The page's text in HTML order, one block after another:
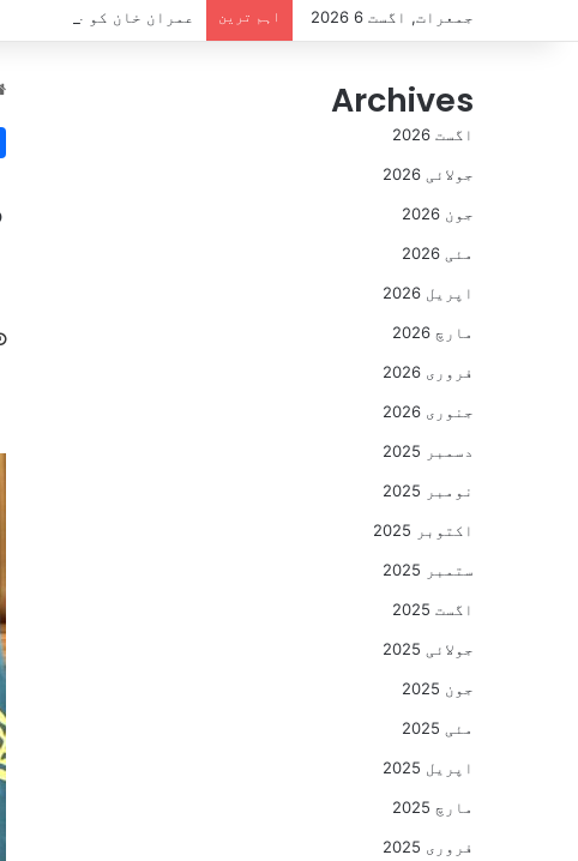
جمعرات, اگست 6 2026 اہم ترین عمران خان کو جیل میں 3 سال مکمل، بانی پی ٹی آئی کو دستیاب سہولیات سے متعلق اہم رپورٹ سامنے آگئی
Archives
اگست 2026
جولائی 2026
جون 2026
مئی 2026
اپریل 2026
مارچ 2026
فروری 2026
جنوری 2026
دسمبر 2025
نومبر 2025
اکتوبر 2025
ستمبر 2025
اگست 2025
جولائی 2025
جون 2025
مئی 2025
اپریل 2025
مارچ 2025
فروری 2025